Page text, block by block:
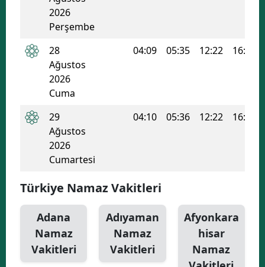
2026
Perşembe
28
Ağustos
2026
Cuma
04:09 05:35 12:22 16:03
29
Ağustos
2026
Cumartesi
04:10 05:36 12:22 16:02
Türkiye Namaz Vakitleri
Adana
Namaz
Vakitleri
Adıyaman
Namaz
Vakitleri
Afyonkara
hisar
Namaz